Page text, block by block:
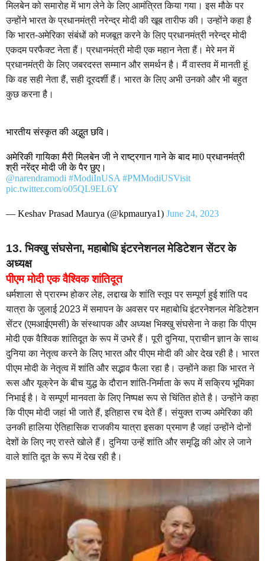
मिलबेन को समारोह में भाग लेने के लिए आमंत्रित किया गया। इस मौके पर
उन्होंने भारत के प्रधानमंत्री नरेन्द्र मोदी की खूब तारीफ की। उन्होंने कहा है
कि भारत-अमेरिका संबंधों को मजबूत करने के लिए प्रधानमंत्री नरेन्द्र मोदी
एकदम परफैक्ट नेता हैं। प्रधानमंत्री मोदी एक महान नेता हैं। मेरे मन में
प्रधानमंत्री के लिए जबरदस्त सम्मान और समर्थन है। मैं वास्तव में मानती हूं
कि वह सही नेता हैं, सही दूरदर्शी हैं। भारत के लिए अभी उनको और भी बहुत
कुछ करना है।
भारतीय संस्कृत की अद्भुत छवि।
अमेरिकी गायिका मैरी मिलबेन जी ने राष्ट्रगान गाने के बाद मा0 प्रधानमंत्री
श्री नरेंद्र मोदी जी के पैर छुए।
@narendramodi #ModiInUSA #PMModiUSVisit
pic.twitter.com/o05QL9EL6Y
— Keshav Prasad Maurya (@kpmaurya1) June 24, 2023
13. भिक्खु संघसेना, महाबोधि इंटरनेशनल मेडिटेशन सेंटर के
अध्यक्ष
पीएम मोदी एक वैश्विक शांतिदूत
धर्मशाला से प्रारम्भ होकर लेह, लद्दाख के शांति स्तूप पर सम्पूर्ण हुई शांति पद
यात्रा के जुलाई 2023 में समापन के अवसर पर महाबोधि इंटरनेशनल मेडिटेशन
सेंटर (एमआईएमसी) के संस्थापक और अध्यक्ष भिक्खु संघसेना ने कहा कि पीएम
मोदी एक वैश्विक शांतिदूत के रूप में उभरे हैं। पूरी दुनिया, प्राचीन ज्ञान के साथ
दुनिया का नेतृत्व करने के लिए भारत और पीएम मोदी की ओर देख रही है। भारत
पीएम मोदी के नेतृत्व में शांति और सद्भाव फैला रहा है। उन्होंने कहा कि भारत ने
रूस और यूक्रेन के बीच युद्ध के दौरान शांति-निर्माता के रूप में सक्रिय भूमिका
निभाई है। वे सम्पूर्ण मानवता के लिए निष्पक्ष रूप से चिंतित होते है। उन्होंने कहा
कि पीएम मोदी जहां भी जाते हैं, इतिहास रच देते हैं। संयुक्त राज्य अमेरिका की
उनकी हालिया ऐतिहासिक राजकीय यात्रा इसका प्रमाण है जहां उन्होंने दोनों
देशों के लिए नए रास्ते खोले हैं। दुनिया उन्हें शांति और समृद्धि की ओर ले जाने
वाले शांति दूत के रूप में देख रही है।